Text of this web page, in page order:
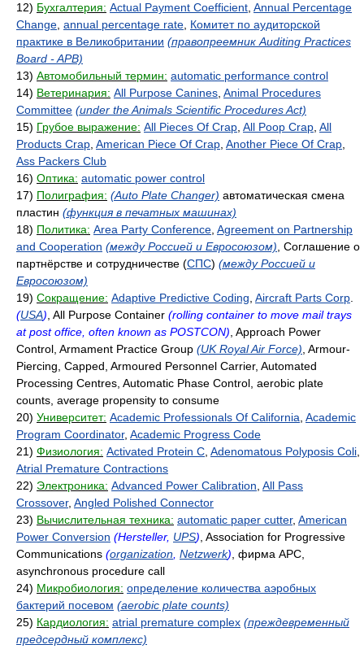
12) Бухгалтерия: Actual Payment Coefficient Annual Percentage
Change annual percentage rate Комитет по аудиторской
практике в Великобритании (правопреемник Auditing Practices
Board - APB)
13) Автомобильный термин: automatic performance control
14) Ветеринария: All Purpose Canines Animal Procedures
Committee (under the Animals Scientific Procedures Act)
15) Грубое выражение: All Pieces Of Crap All Poop Crap All
Products Crap American Piece Of Crap Another Piece Of Crap
Ass Packers Club
16) Оптика: automatic power control
17) Полиграфия: (Auto Plate Changer) автоматическая смена
пластин (функция в печатных машинах)
18) Политика: Area Party Conference Agreement on Partnership
and Cooperation (между Россией и Евросоюзом) , Соглашение о
партнёрстве и сотрудничестве (СПС) (между Россией и
Евросоюзом)
19) Сокращение: Adaptive Predictive Coding Aircraft Parts Corp
(USA) , All Purpose Container (rolling container to move mail trays
at post office, often known as POSTCON) , Approach Power
Control, Armament Practice Group (UK Royal Air Force) , Armour-
Piercing, Capped, Armoured Personnel Carrier, Automated
Processing Centres, Automatic Phase Control, aerobic plate
counts, average propensity to consume
20) Университет: Academic Professionals Of California Academic
Program Coordinator, Academic Progress Code
21) Физиология: Activated Protein C Adenomatous Polyposis Coli
Atrial Premature Contractions
22) Электроника: Advanced Power Calibration All Pass
Crossover, Angled Polished Connector
23) Вычислительная техника: automatic paper cutter, American
Power Conversion (Hersteller, UPS) , Association for Progressive
Communications (organization Netzwerk) , фирма APC,
asynchronous procedure call
24) Микробиология: определение количества аэробных
бактерий посевом (aerobic plate counts)
25) Кардиология: atrial premature complex (преждевременный
предсердный комплекс)